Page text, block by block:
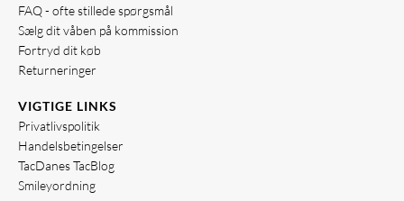
FAQ - ofte stillede spørgsmål
Sælg dit våben på kommission
Fortryd dit køb
Returneringer
VIGTIGE LINKS
Privatlivspolitik
Handelsbetingelser
TacDanes TacBlog
Smileyordning